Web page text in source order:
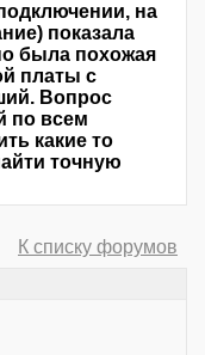
на
показала
была похожая
платы с
Вопрос
по всем
какие то
точную
К списку форумов